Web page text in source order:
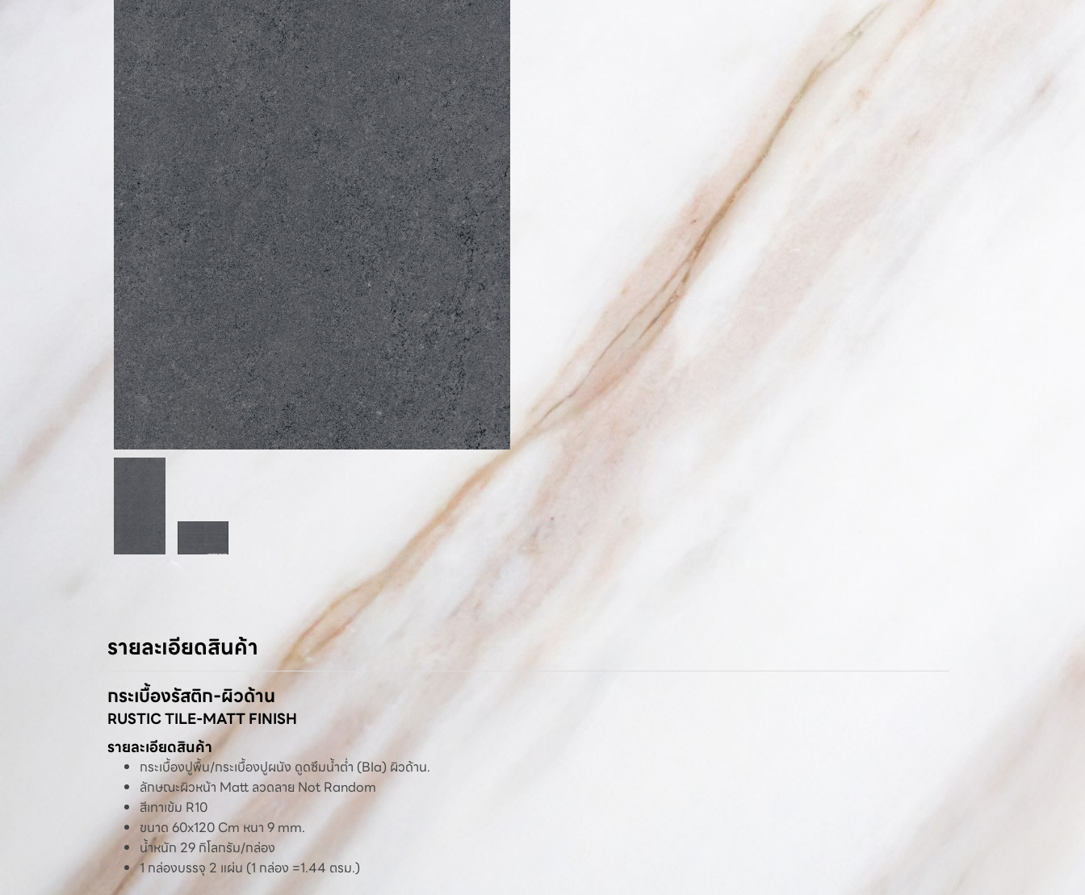
รายละเอียดสินค้า
กระเบื้องรัสติก-ผิวด้าน
RUSTIC TILE-MATT FINISH
รายละเอียดสินค้า
กระเบื้องปูพื้น/กระเบื้องปูผนัง ดูดซึมน้ำต่ำ (BIa) ผิวด้าน.
ลักษณะผิวหน้า Matt ลวดลาย Not Random
สีเทาเข้ม R10
ขนาด 60x120 Cm หนา 9 mm.
น้ำหนัก 29 กิโลกรัม/กล่อง
1 กล่องบรรจุ 2 แผ่น (1 กล่อง =1.44 ตรม.)